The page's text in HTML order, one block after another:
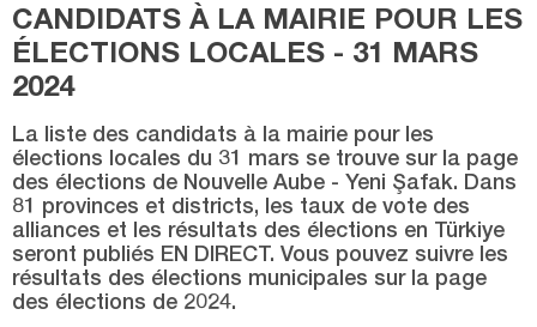
KAYAPINAR
KOCAKÖY
KULP
LİCE
SİLVAN
SUR
YENİŞEHİR
Düzce
CANDIDATS À LA MAIRIE POUR LES
ÉLECTIONS LOCALES - 31 MARS
2024
La liste des candidats à la mairie pour les
élections locales du 31 mars se trouve sur la page
des élections de Nouvelle Aube - Yeni Şafak. Dans
81 provinces et districts, les taux de vote des
alliances et les résultats des élections en Türkiye
seront publiés EN DIRECT. Vous pouvez suivre les
résultats des élections municipales sur la page
des élections de 2024.